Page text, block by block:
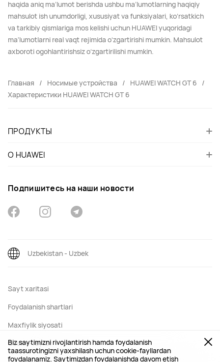
Biz saytimizni rivojlantirish hamda foydalanish
taassurotingizni yaxshilash uchun cookie-fayllardan
foydalanamiz. Saytimizdan foydalanishda davom etish
haqida aniq maʼlumot berishda ushbu maʼlumotlarning haqiqiy
mahsulot ish unumdorligi, xususiyat va funksiyalari, koʻrsatkich
va tarkibiy qismlariga mos kelishi uchun HUAWEI yuqoridagi
maʼlumotlarni real vaqt rejimida oʻzgartirishi mumkin. Mahsulot
axboroti ogohlantirishsiz oʻzgartirilishi mumkin.
Главная Носимые устройства
HUAWEI WATCH GT 6
Характеристики HUAWEI WATCH GT 6
ПРОДУКТЫ
О HUAWEI
Подпишитесь на наши новости
Sayt xaritasi
Foydalanish shartlari
Maxfiylik siyosati
Cookie-fayllar
Uzbekistan - Uzbek